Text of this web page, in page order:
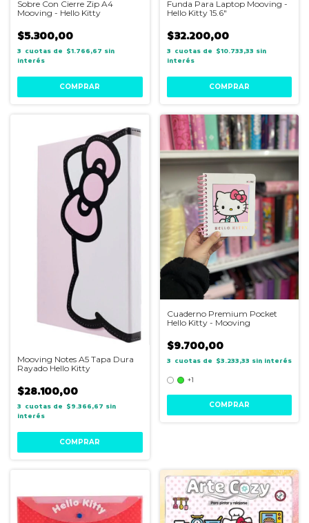
Sobre Con Cierre Zip A4
Mooving - Hello Kitty
$5.300,00
3 $1.766,67 sin
interés
Funda Para Laptop Mooving -
Hello Kitty 15.6"
$32.200,00
3 $10.733,33 sin
interés
Mooving Notes A5 Tapa Dura
Rayado Hello Kitty
$28.100,00
3 $9.366,67 sin
interés
Cuaderno Premium Pocket
Hello Kitty - Mooving
$9.700,00
3 $3.233,33 sin interés
+1
COMPRAR